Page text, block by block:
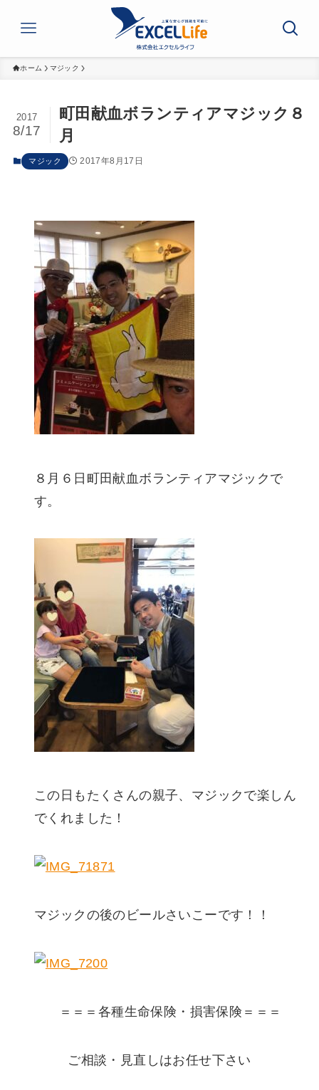
ホーム マジック
町田献血ボランティアマジック８
月
2017
8/17
マジック 2017年8月17日
８月６日町田献血ボランティアマジックで
す。
この日もたくさんの親子、マジックで楽しん
でくれました！
マジックの後のビールさいこーです！！
＝＝＝各種生命保険・損害保険＝＝＝
ご相談・見直しはお任せ下さい